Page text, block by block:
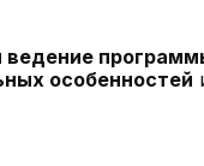
ведение
особенностей